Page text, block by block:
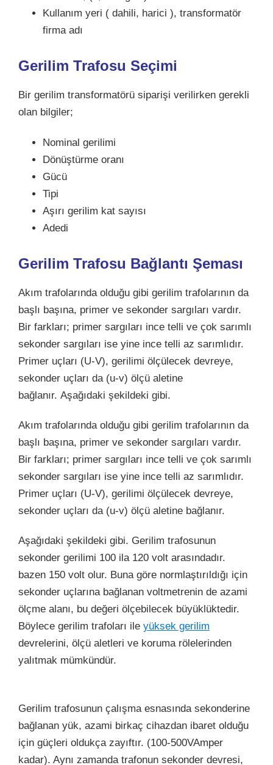
Kullanım yeri ( dahili, harici ), transformatör
firma adı
Gerilim Trafosu Seçimi
Bir gerilim transformatörü siparişi verilirken gerekli
olan bilgiler;
Nominal gerilimi
Dönüştürme oranı
Gücü
Tipi
Aşırı gerilim kat sayısı
Adedi
Gerilim Trafosu Bağlantı Şeması
Akım trafolarında olduğu gibi gerilim trafolarının da
başlı başına, primer ve sekonder sargıları vardır.
Bir farkları; primer sargıları ince telli ve çok sarımlı
sekonder sargıları ise yine ince telli az sarımlıdır.
Primer uçları (U-V), gerilimi ölçülecek devreye,
sekonder uçları da (u-v) ölçü aletine
bağlanır. Aşağıdaki şekildeki gibi.
Akım trafolarında olduğu gibi gerilim trafolarının da
başlı başına, primer ve sekonder sargıları vardır.
Bir farkları; primer sargıları ince telli ve çok sarımlı
sekonder sargıları ise yine ince telli az sarımlıdır.
Primer uçları (U-V), gerilimi ölçülecek devreye,
sekonder uçları da (u-v) ölçü aletine bağlanır.
Aşağıdaki şekildeki gibi. Gerilim trafosunun
sekonder gerilimi 100 ila 120 volt arasındadır.
bazen 150 volt olur. Buna göre normlaştırıldığı için
sekonder uçlarına bağlanan voltmetrenin de azami
ölçme alanı, bu değeri ölçebilecek büyüklüktedir.
Böylece gerilim trafoları ile yüksek gerilim
devrelerini, ölçü aletleri ve koruma rölelerinden
yalıtmak mümkündür.
Gerilim trafosunun çalışma esnasında sekonderine
bağlanan yük, azami birkaç cihazdan ibaret olduğu
için güçleri oldukça zayıftır. (100-500VAmper
kadar). Aynı zamanda trafonun sekonder devresi,